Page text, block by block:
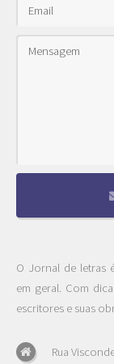
O Jornal de letras
em geral. Com
escritores e suas
Rua